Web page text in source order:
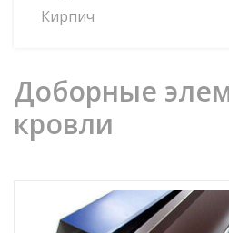
Кирпич
Доборные
кровли